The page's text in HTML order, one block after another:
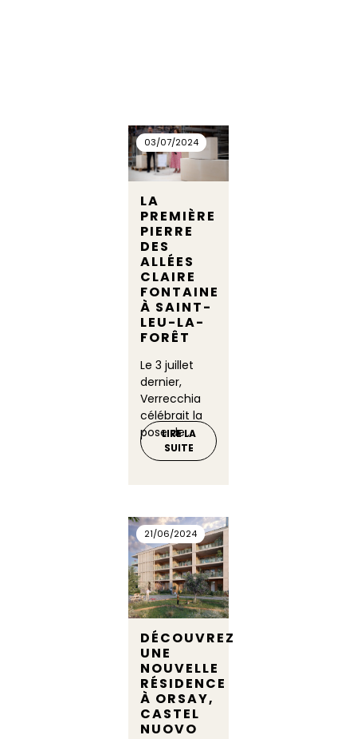
03/07/2024
LA
PREMIÈRE
PIERRE
DES
ALLÉES
CLAIRE
FONTAINE
À SAINT-
LEU-LA-
FORÊT
Le 3 juillet
dernier,
Verrecchia
célébrait la
pose de...
LIRE LA
SUITE
21/06/2024
DÉCOUVREZ
UNE
NOUVELLE
RÉSIDENCE
À ORSAY,
CASTEL
NUOVO